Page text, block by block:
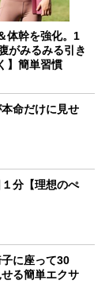
体幹を強化。1
がみるみる引き
】簡単習慣
命だけに見せ
分【理想のぺ
に座って30
る簡単エクサ